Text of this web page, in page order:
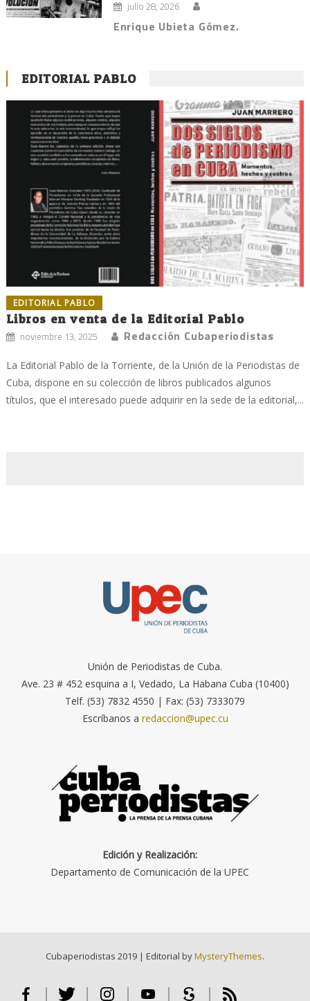
julio 28, 2026
Enrique Ubieta Gómez.
EDITORIAL PABLO
EDITORIAL PABLO
Libros en venta de la Editorial Pablo
noviembre 13, 2025 Redacción Cubaperiodistas
La Editorial Pablo de la Torriente, de la Unión de la Periodistas de
Cuba, dispone en su colección de libros publicados algunos
títulos, que el interesado puede adquirir en la sede de la editorial,...
Unión de Periodistas de Cuba.
Ave. 23 # 452 esquina a I, Vedado, La Habana Cuba (10400)
Telf. (53) 7832 4550 | Fax: (53) 7333079
Escríbanos a redaccion@upec.cu
Edición y Realización:
Departamento de Comunicación de la UPEC
Cubaperiodistas 2019 | Editorial byMysteryThemes.